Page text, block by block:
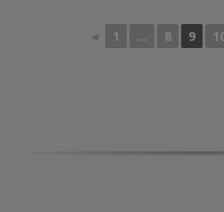
◄ 1 ... 8 9